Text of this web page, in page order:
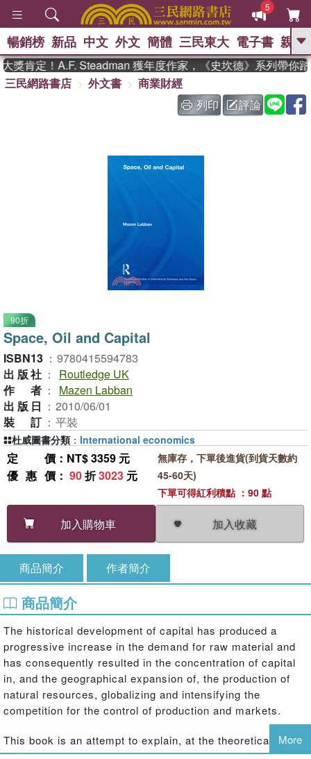
5
GO
熱搜： 東野圭吾
、 如果歷史是一群喵 、 暑期
國際布克獎 臺灣漫遊錄 、 方
暢銷榜 新品 中文 外文 簡體 三民東大 電子書 親子
肯定！A.F. Steadman 獲年度作家，《史坎德》系列帶你踏
三民網路書店
外文書
商業財經
列印
評論
90折
Space, Oil and Capital
ISBN13 ： 9780415594783
出版社 ：
Routledge UK
作者 ：
Mazen Labban
出版日 ： 2010/06/01
裝訂 ： 平裝
定價 ：NT$ 3359 元
優惠價 ： 90折3023 元
加入購物車 加入收藏
無庫存，下單後進貨(到貨天數約
45-60天)
下單可得紅利積點 ：90 點
杜威圖書分類 ： International economics
商品簡介 作者簡介
商品簡介
The historical development of capital has produced a
progressive increase in the demand for raw material and
has consequently resulted in the concentration of capital
in, and the geographical expansion of, the production of
natural resources, globalizing and intensifying the
competition for the control of production and markets.
This book is an attempt to explain, at the theoretical and
empirical level, the relationship between the production of
More